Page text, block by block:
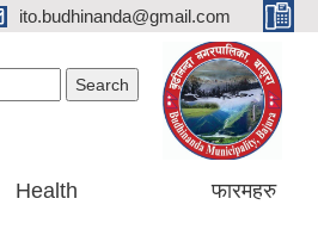
ito.budhinanda@gmail.com
Health फारमहरु